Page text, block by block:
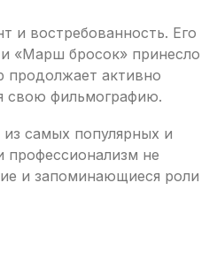
и востребованность. Его
«Марш бросок» принесло
продолжает активно
свою фильмографию.
самых популярных и
профессионализм не
и запоминающиеся роли